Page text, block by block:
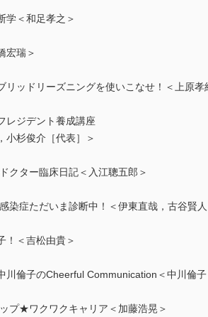
学＜和足孝之＞
宏瑞＞
リッドリーズニングを使いこなせ！＜上原孝
レジデント養成講座
小杉俊介［代表］＞
クター臨床日記＜入江聰五郎＞
染症ただいま診断中！＜伊東直哉，古谷賢人
！＜吉松由貴＞
川倫子のCheerful Communication＜中川倫子
プ★ワクワクキャリア＜加藤浩晃＞